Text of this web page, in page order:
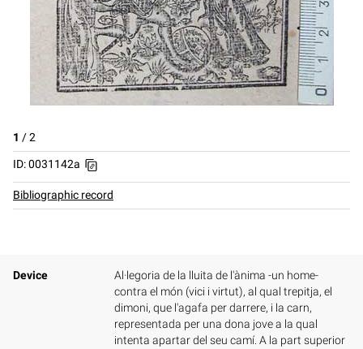
1 /2
ID: 0031142a
Bibliographic record
Device
Al·legoria de la lluita de l'ànima -un home-
contra el món (vici i virtut), al qual trepitja, el
dimoni, que l'agafa per darrere, i la carn,
representada per una dona jove a la qual
intenta apartar del seu camí. A la part superior